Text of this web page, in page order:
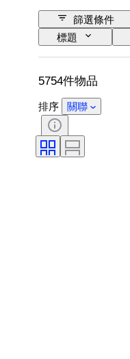
篩選條件
標題
5754件物品
排序 關聯